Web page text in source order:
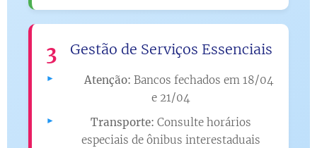
3 Gestão de Serviços Essenciais
⚠️ Atenção: Bancos fechados em 18/04
e 21/04
Transporte: Consulte horários
especiais de ônibus interestaduais